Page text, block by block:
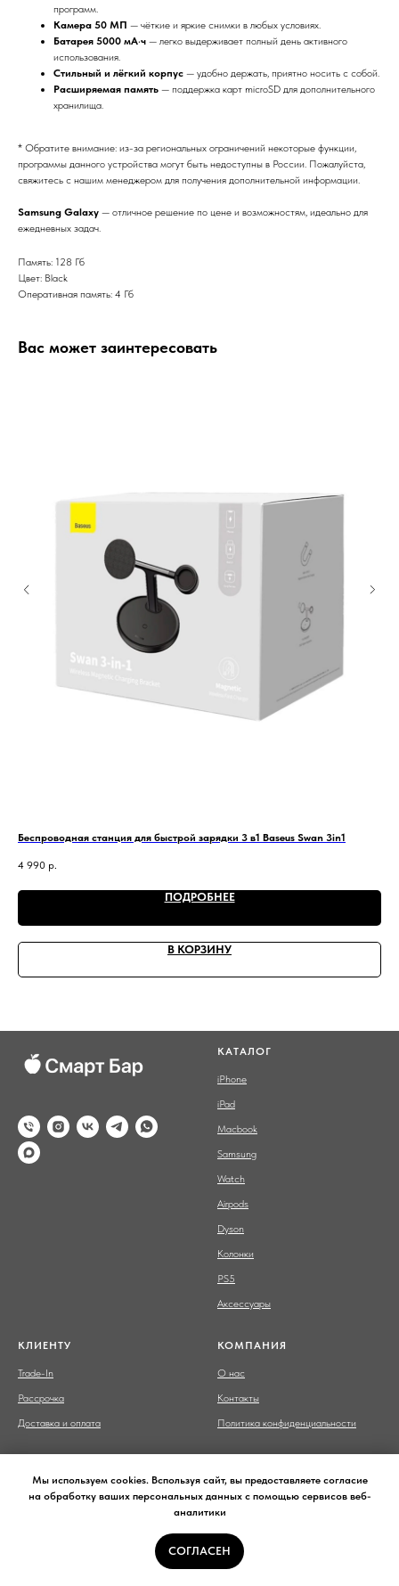
программ.
Камера 50 МП — чёткие и яркие снимки в любых условиях.
Батарея 5000 мА·ч — легко выдерживает полный день активного
использования.
Стильный и лёгкий корпус — удобно держать, приятно носить с собой.
Расширяемая память — поддержка карт microSD для дополнительного
хранилища.
* Обратите внимание: из-за региональных ограничений некоторые функции,
программы данного устройства могут быть недоступны в России. Пожалуйста,
свяжитесь с нашим менеджером для получения дополнительной информации.
Samsung Galaxy — отличное решение по цене и возможностям, идеально для
ежедневных задач.
Память: 128 Гб
Цвет: Black
Оперативная память: 4 Гб
Вас может заинтересовать
Беспроводная станция для быстрой зарядки 3 в1 Baseus Swan 3in1
4 990 р.
ПОДРОБНЕЕ
В КОРЗИНУ
КАТАЛОГ
iPhone
iPad
Macbook
Samsung
Watch
Airpods
Dyson
Колонки
PS5
Аксессуары
КЛИЕНТУ
Trade-In
Рассрочка
Доставка и оплата
КОМПАНИЯ
О нас
Контакты
Политика конфиденциальности
Сайт носит сугубо информационный характер и не является
определяемой Статьей 437 (2) ГК РФ.
© 2017-2026 Смарт Бар
Мы используем cookies. Bспользуя сайт, вы предоставляете согласие
на обработку ваших персональных данных с помощью сервисов веб-
аналитики
СОГЛАСЕН